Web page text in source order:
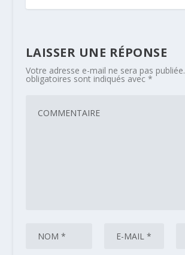
LAISSER UNE RÉPONSE
Votre adresse e-mail ne sera pas publiée.
obligatoires sont indiqués avec *